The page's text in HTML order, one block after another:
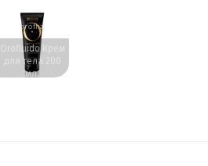
www.profhairs.ru
Orofluido Крем
для тела 200
мл.